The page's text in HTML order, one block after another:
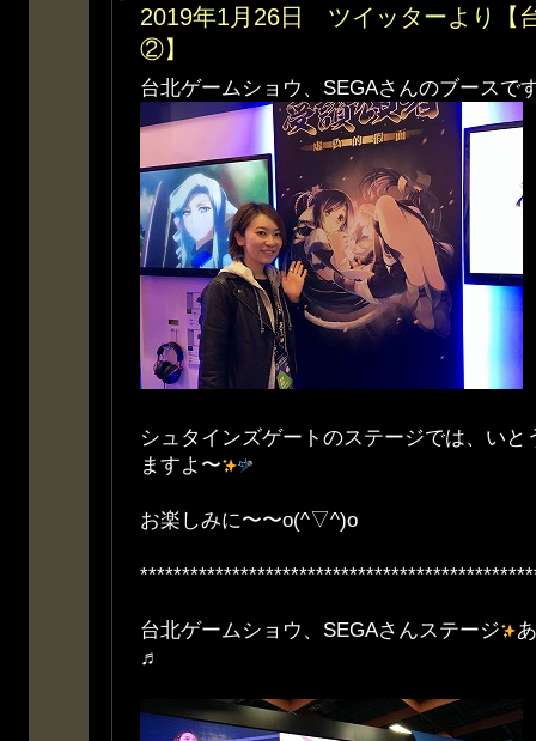
2019年1月26日 ツイッターより【
②】
台北ゲームショウ、SEGAさんのブースで
シュタインズゲートのステージでは、い
ますよ〜
お楽しみに〜〜o(^▽^)o
台北ゲームショウ、SEGAさんステージ
♬